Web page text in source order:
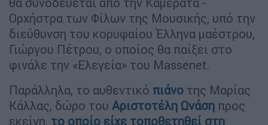
Ορχήστρα των Φίλων της Μουσικής, υπό την
διεύθυνση του κορυφαίου Έλληνα μαέστρου,
Γιώργου Πέτρου, ο οποίος θα παίξει στο
φινάλε την «Ελεγεία» του Massenet.
Παράλληλα, το αυθεντικό πιάνο της Μαρίας
Κάλλας, δώρο του Αριστοτέλη Ωνάση προς
εκείνη, το οποίο είχε τοποθετηθεί στη